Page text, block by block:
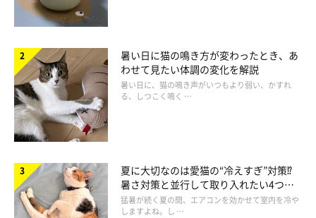
暑い日に猫の鳴き方が変わったとき、あ
わせて見たい体調の変化を解説
暑い日に、猫の鳴き声がいつもより弱い、かすれ
る、しつこく鳴く …
夏に大切なのは愛猫の“冷えすぎ”対策⁉
暑さ対策と並行して取り入れたい4つの
工夫
猛暑が続く夏の間、エアコンを効かせて室内を冷や
しますよね。し …